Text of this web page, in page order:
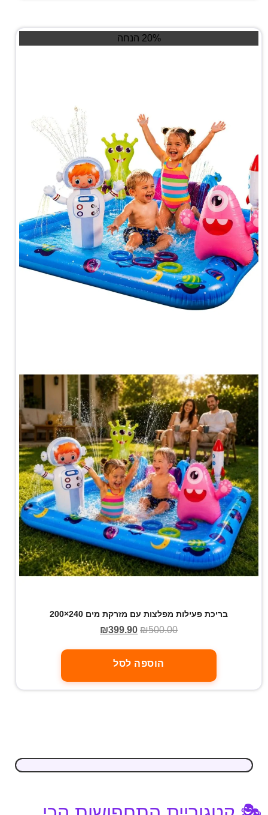
20% הנחה
בריכת פעילות מפלצות עם מזרקת מים 240×200
₪500.00
₪399.90
הוספה לסל